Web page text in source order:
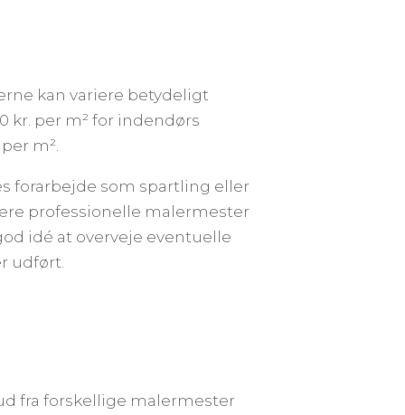
kan variere betydeligt
kr. per m² for indendørs
m².
forarbejde som spartling eller
professionelle malermester
idé at overveje eventuelle
udført.
fra forskellige malermester